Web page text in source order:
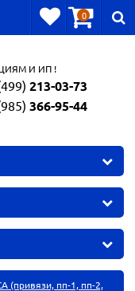
0
И ИП !
213-03-73
366-95-44
пп-1, пп-2,